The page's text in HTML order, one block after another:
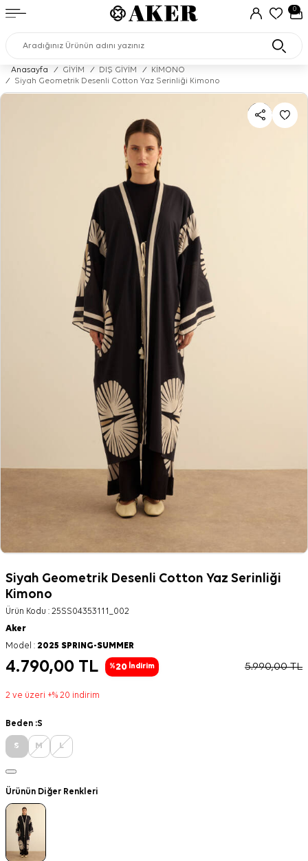
0
Anasayfa / GİYİM / DIŞ GİYİM /
KİMONO
/
Siyah Geometrik Desenli Cotton Yaz Serinliği Kimono
Siyah Geometrik Desenli Cotton Yaz Serinliği
Kimono
Ürün Kodu : 25SS04353111_002
Aker
Model : 2025 SPRING-SUMMER
4.790,00 TL %20 İndirim 5.990,00TL
2 ve üzeri +% 20 indirim
Beden :S
S M L
Ürünün Diğer Renkleri